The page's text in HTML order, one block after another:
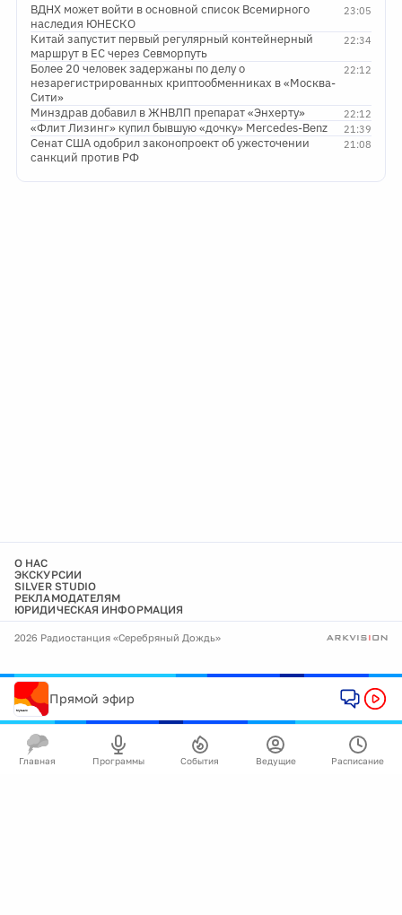
23:05
ВДНХ может войти в основной список Всемирного
наследия ЮНЕСКО
22:34
Китай запустит первый регулярный контейнерный
маршрут в ЕС через Севморпуть
22:12
Более 20 человек задержаны по делу о
незарегистрированных криптообменниках в «Москва-
Сити»
22:12
Минздрав добавил в ЖНВЛП препарат «Энхерту»
21:39
«Флит Лизинг» купил бывшую «дочку» Mercedes-Benz
21:08
Сенат США одобрил законопроект об ужесточении
санкций против РФ
О НАС
ЭКСКУРСИИ
SILVER STUDIO
РЕКЛАМОДАТЕЛЯМ
ЮРИДИЧЕСКАЯ ИНФОРМАЦИЯ
2026 Радиостанция «Серебряный Дождь»
Прямой эфир
Главная Программы События Ведущие Расписание